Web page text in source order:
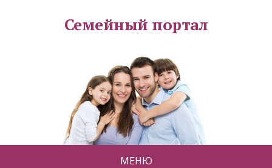
Семейный портал
МЕНЮ